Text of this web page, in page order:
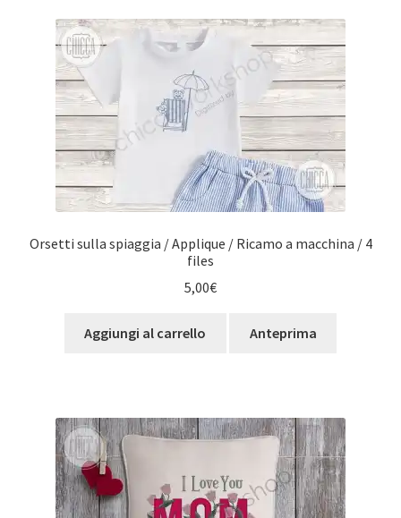
Orsetti sulla spiaggia / Applique / Ricamo a macchina / 4
files
5,00€
Aggiungi al carrello Anteprima